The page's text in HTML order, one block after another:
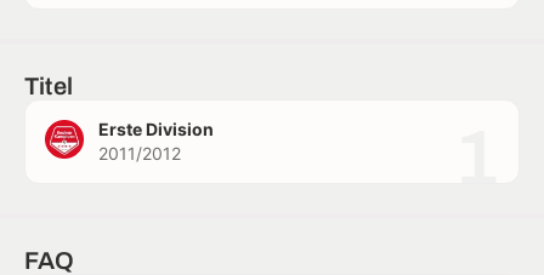
Titel
Erste Division
2011/2012
FAQ